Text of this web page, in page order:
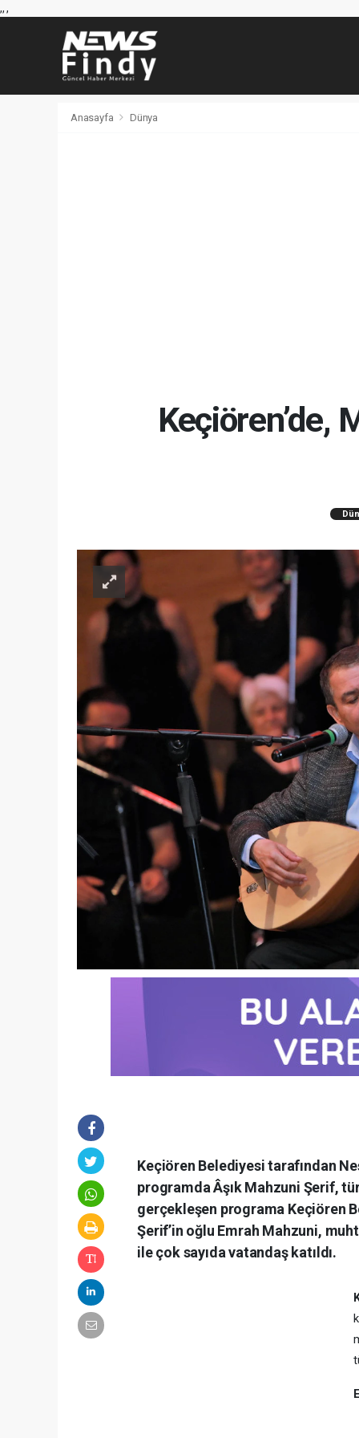
,,,
Anasayfa Dünya
Keçiören’de,
Keçiören Belediyesi tarafından
programda Âşık Mahzuni Şerif,
gerçekleşen programa Keçiören
Şerif’in oğlu Emrah Mahzuni,
ile çok sayıda vatandaş katıldı.